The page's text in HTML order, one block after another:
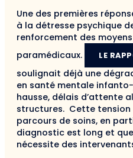
Une des premières
à la détresse psychique
renforcement des
paramédicaux.
LE
soulignait déjà une
en santé mentale
hausse, délais d’attente
structures. Cette tension
parcours de soins, en
diagnostic est long et
nécessite des